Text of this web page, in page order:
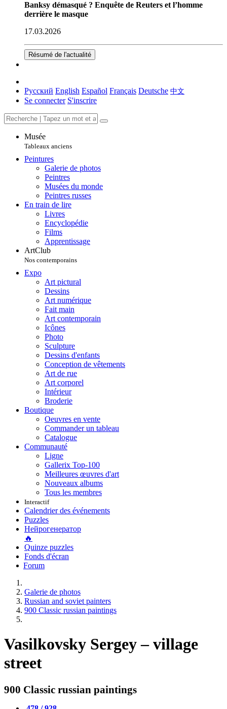
Banksy démasqué ? Enquête de Reuters et l’homme
derrière le masque
17.03.2026
Résumé de l'actualité
Русский English Español Français Deutsche 中文
Se connecter S'inscrire
Musée
Tableaux anciens
Peintures
Galerie de photos
Peintres
Musées du monde
Peintres russes
En train de lire
Livres
Encyclopédie
Films
Apprentissage
ArtClub
Nos contemporains
Expo
Art pictural
Dessins
Art numérique
Fait main
Art contemporain
Icônes
Photo
Sculpture
Dessins d'enfants
Conception de vêtements
Art de rue
Art corporel
Intérieur
Broderie
Boutique
Oeuvres en vente
Commander un tableau
Catalogue
Communauté
Ligne
Gallerix Top-100
Meilleures œuvres d'art
Nouveaux albums
Tous les membres
Interactif
Calendrier des événements
Puzzles
Нейрогенератор
🔥
Quinze puzzles
Fonds d'écran
Forum
Galerie de photos
Russian and soviet painters
900 Classic russian paintings
Vasilkovsky Sergey – village
street
900 Classic russian paintings